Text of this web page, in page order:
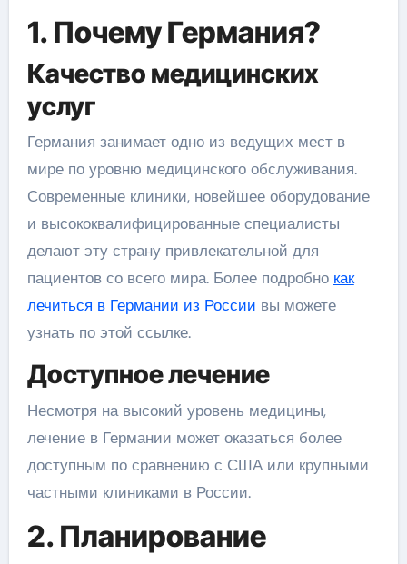
1. Почему Германия?
Качество медицинских
услуг
Германия занимает одно из ведущих мест в
мире по уровню медицинского обслуживания.
Современные клиники, новейшее оборудование
и высококвалифицированные специалисты
делают эту страну привлекательной для
пациентов со всего мира. Более подробно как
лечиться в Германии из России вы можете
узнать по этой ссылке.
Доступное лечение
Несмотря на высокий уровень медицины,
лечение в Германии может оказаться более
доступным по сравнению с США или крупными
частными клиниками в России.
2. Планирование